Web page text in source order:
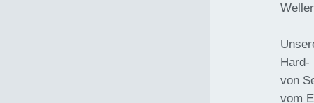
Hard-
von
vom